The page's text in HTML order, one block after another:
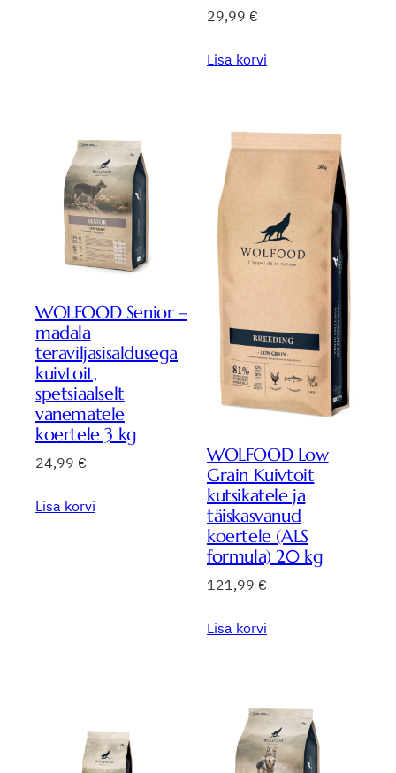
29,99 €
Lisa korvi
WOLFOOD Senior –
madala
teraviljasisaldusega
kuivtoit,
spetsiaalselt
vanematele
koertele 3 kg
24,99 €
Lisa korvi
WOLFOOD Low
Grain Kuivtoit
kutsikatele ja
täiskasvanud
koertele (ALS
formula) 20 kg
121,99 €
Lisa korvi